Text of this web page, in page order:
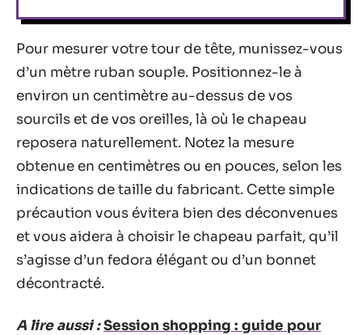
Pour mesurer votre tour de tête, munissez-vous
d’un mètre ruban souple. Positionnez-le à
environ un centimètre au-dessus de vos
sourcils et de vos oreilles, là où le chapeau
reposera naturellement. Notez la mesure
obtenue en centimètres ou en pouces, selon les
indications de taille du fabricant. Cette simple
précaution vous évitera bien des déconvenues
et vous aidera à choisir le chapeau parfait, qu’il
s’agisse d’un fedora élégant ou d’un bonnet
décontracté.
A lire aussi :Session shopping : guide pour